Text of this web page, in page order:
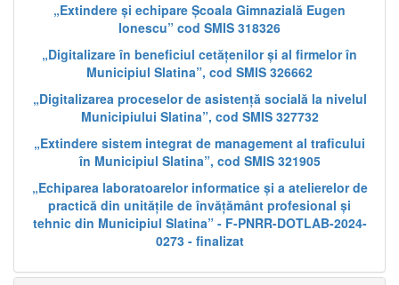
„Extindere și echipare Școala Gimnazială Eugen
Ionescu” cod SMIS 318326
„Digitalizare în beneficiul cetățenilor și al firmelor în
Municipiul Slatina”, cod SMIS 326662
„Digitalizarea proceselor de asistență socială la nivelul
Municipiului Slatina”, cod SMIS 327732
„Extindere sistem integrat de management al traficului
în Municipiul Slatina”, cod SMIS 321905
„Echiparea laboratoarelor informatice și a atelierelor de
practică din unitățile de învățământ profesional și
tehnic din Municipiul Slatina” - F-PNRR-DOTLAB-2024-
0273 - finalizat